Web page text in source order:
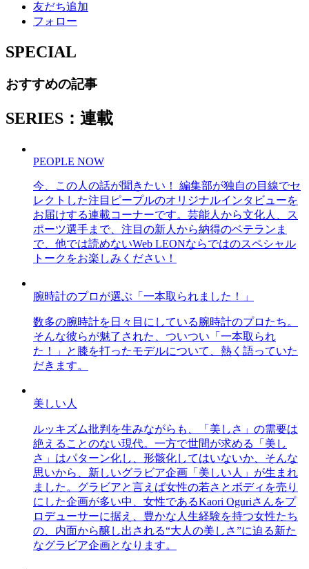
友だち追加
フォロー
SPECIAL
おすすめの記事
SERIES：連載
PEOPLE NOW
今、この人の話が聞きたい！ 編集部が独自の目線でセ
レクトした注目ピープルのオリジナルインタビューを
お届けする連載コーナーです。芸能人から文化人、ス
ポーツ選手まで、注目の新人から納得のベテランま
で、他では読めないWeb LEONならではのスペシャル
トークをお楽しみください！
腕時計のプロが選ぶ「一本取られました！」
数多の腕時計を日々目にしている腕時計のプロたち。
そんな彼らが魅了された、ついつい「一本取られ
た！」と膝を打ったモデルについて、熱く語っていた
だきます。
美しい人
ルッキズム批判を生みながらも、「美しさ」の需要は
絶えることのない現代。一方で世間が求める「美し
さ」はパターン化し、形骸化してはいないか、そんな
思いから、新しいグラビア企画「美しい人」が生まれ
ました。グラビアと言えば女性の若さとボディを売り
にした企画が多い中、女性であるKaori Oguriさんをプ
ロデューサーに据え、豊かな人生経験を持つ女性たち
の、内面から醸し出される“大人の美しさ”に迫る新た
なグラビア企画となります。